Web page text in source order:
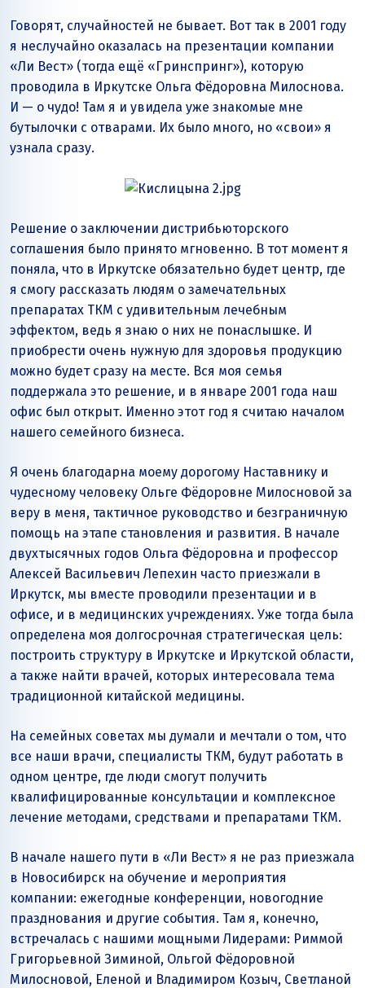
Говорят, случайностей не бывает. Вот так в 2001 году
я неслучайно оказалась на презентации компании
«Ли Вест» (тогда ещё «Гринспринг»), которую
проводила в Иркутске Ольга Фёдоровна Милоснова.
И — о чудо! Там я и увидела уже знакомые мне
бутылочки с отварами. Их было много, но «свои» я
узнала сразу.
Решение о заключении дистрибьюторского
соглашения было принято мгновенно. В тот момент я
поняла, что в Иркутске обязательно будет центр, где
я смогу рассказать людям о замечательных
препаратах ТКМ с удивительным лечебным
эффектом, ведь я знаю о них не понаслышке. И
приобрести очень нужную для здоровья продукцию
можно будет сразу на месте. Вся моя семья
поддержала это решение, и в январе 2001 года наш
офис был открыт. Именно этот год я считаю началом
нашего семейного бизнеса.
Я очень благодарна моему дорогому Наставнику и
чудесному человеку Ольге Фёдоровне Милосновой за
веру в меня, тактичное руководство и безграничную
помощь на этапе становления и развития. В начале
двухтысячных годов Ольга Фёдоровна и профессор
Алексей Васильевич Лепехин часто приезжали в
Иркутск, мы вместе проводили презентации и в
офисе, и в медицинских учреждениях. Уже тогда была
определена моя долгосрочная стратегическая цель:
построить структуру в Иркутске и Иркутской области,
а также найти врачей, которых интересовала тема
традиционной китайской медицины.
На семейных советах мы думали и мечтали о том, что
все наши врачи, специалисты ТКМ, будут работать в
одном центре, где люди смогут получить
квалифицированные консультации и комплексное
лечение методами, средствами и препаратами ТКМ.
В начале нашего пути в «Ли Вест» я не раз приезжала
в Новосибирск на обучение и мероприятия
компании: ежегодные конференции, новогодние
празднования и другие события. Там я, конечно,
встречалась с нашими мощными Лидерами: Риммой
Григорьевной Зиминой, Ольгой Фёдоровной
Милосновой, Еленой и Владимиром Козыч, Светланой